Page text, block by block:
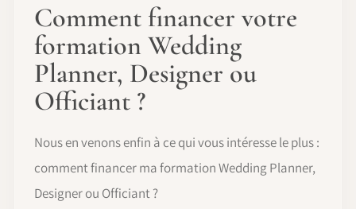
Comment financer votre
formation Wedding
Planner, Designer ou
Officiant ?
Nous en venons enfin à ce qui vous intéresse le plus :
comment financer ma formation Wedding Planner,
Designer ou Officiant ?